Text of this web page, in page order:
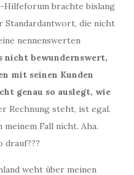
Hilfeforum brachte bislang
Standardantwort, die nicht
nennenswerten
nicht bewundernswert,
mit seinen Kunden
genau so auslegt, wie
Rechnung steht, ist egal.
Fall nicht. Aha.
drauf???
weht über meinen